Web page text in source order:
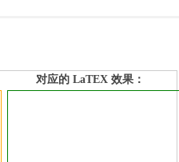
对应的 LaTEX 效果：